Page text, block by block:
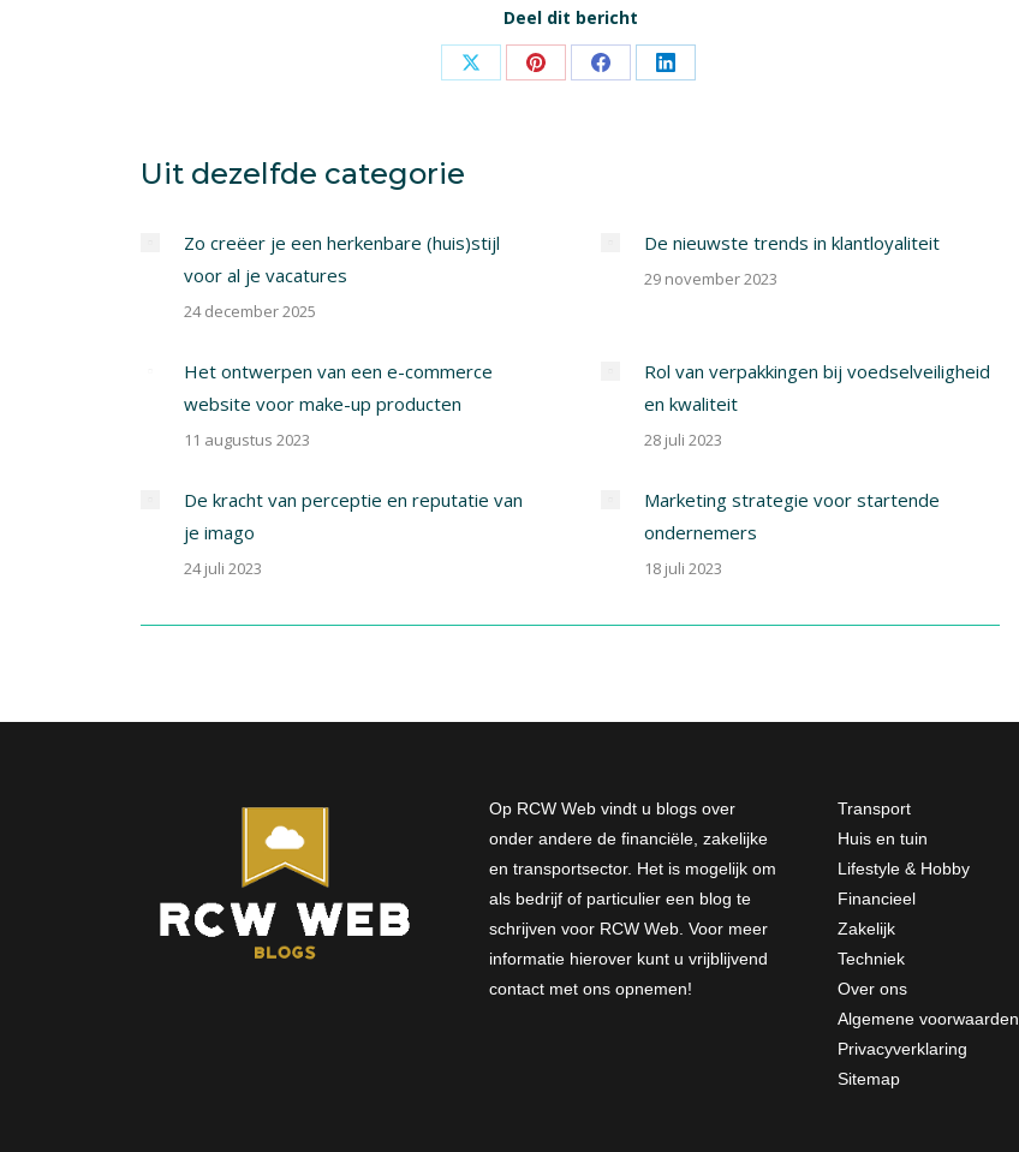
Deel dit bericht
Share Share Share Share
Uit dezelfde categorie
Zo creëer je een herkenbare (huis)stijl
voor al je vacatures
24 december 2025
De nieuwste trends in klantloyaliteit
29 november 2023
Het ontwerpen van een e-commerce
website voor make-up producten
11 augustus 2023
Rol van verpakkingen bij voedselveiligheid
en kwaliteit
28 juli 2023
De kracht van perceptie en reputatie van
je imago
24 juli 2023
Marketing strategie voor startende
ondernemers
18 juli 2023
Op RCW Web vindt u blogs over
onder andere de financiële, zakelijke
en transportsector. Het is mogelijk om
als bedrijf of particulier een blog te
schrijven voor RCW Web. Voor meer
informatie hierover kunt u vrijblijvend
contact met ons opnemen!
Transport
Huis en tuin
Lifestyle & Hobby
Financieel
Zakelijk
Techniek
Over ons
Algemene voorwaarden
Privacyverklaring
Sitemap